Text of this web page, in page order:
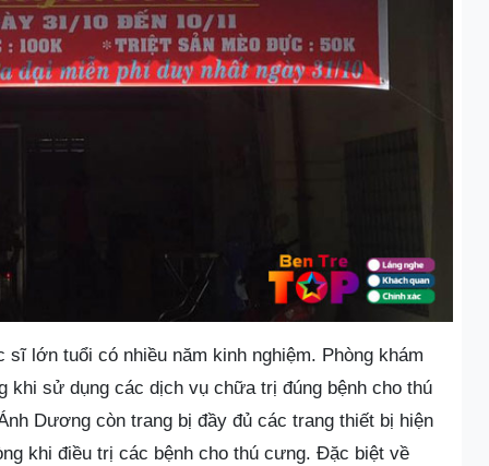
lớn tuổi có nhiều năm kinh nghiệm. Phòng khám
khi sử dụng các dịch vụ chữa trị đúng bệnh cho thú
Dương còn trang bị đầy đủ các trang thiết bị hiện
khi điều trị các bệnh cho thú cưng. Đặc biệt về